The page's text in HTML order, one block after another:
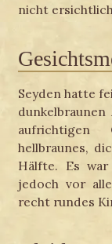
nicht
Seyden hatte
aufrichtigen
hellbraunes,
Hälfte. Es
jedoch vor
recht rundes